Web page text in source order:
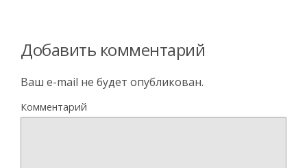
Добавить комментарий
Ваш e-mail не будет опубликован.
Комментарий